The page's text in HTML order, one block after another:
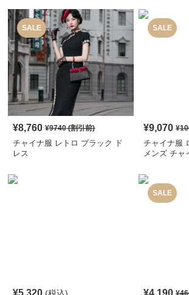
SALE
¥8,760 ¥9740(割引前)
チャイナ服 レトロ ブラック ド
レス
SALE
¥9,070 ¥
チャイナ服
メンズ チャ
SALE